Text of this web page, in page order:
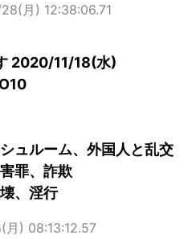
月) 12:38:06.71
2020/11/18(水)
ュルーム、外国人と乱交
罪、詐欺
、淫行
) 08:13:12.57